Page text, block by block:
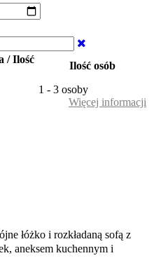
/ Ilość
Ilość osób
1 - 3 osoby
Więcej informacji
łóżko i rozkładaną sofą z
aneksem kuchennym i